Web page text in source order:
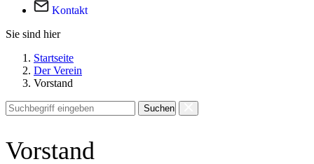
Kontakt
Sie sind hier
Startseite
Der Verein
Vorstand
Suchen
Vorstand